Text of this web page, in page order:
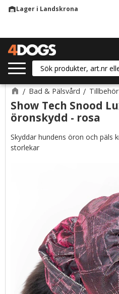
warehouseLager i Landskrona
Bad & Pälsvård
Show Tech Snood
öronskydd - rosa
Skyddar hundens öron och päls
storlekar